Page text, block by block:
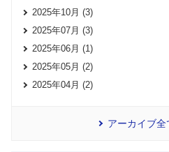
2025年10月 (3)
2025年07月 (3)
2025年06月 (1)
2025年05月 (2)
2025年04月 (2)
アーカイブ全